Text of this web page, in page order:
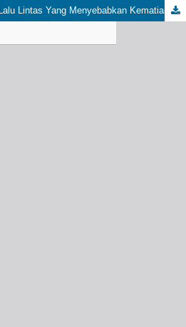
Tindak Pidana Kelalaian Lalu Lintas Yang Menyebabkan Kematian Perspektif Hukum Positif Dan Hukum Pidana Islam